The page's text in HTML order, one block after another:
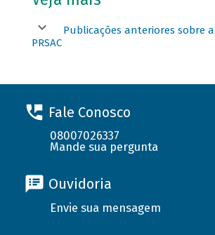
Publicações anteriores sobre
PRSAC
Fale Conosco
08007026337
Mande sua pergunta
Ouvidoria
Envie sua mensagem